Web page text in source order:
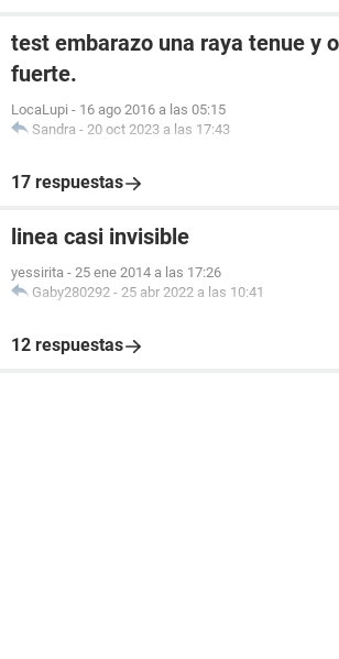
test embarazo una raya tenue y
fuerte.
LocaLupi - 16 ago 2016 a las 05:15
Sandra - 20 oct 2023 a las 17:43
17 respuestas
linea casi invisible
yessirita - 25 ene 2014 a las 17:26
Gaby280292 - 25 abr 2022 a las 10:41
12 respuestas